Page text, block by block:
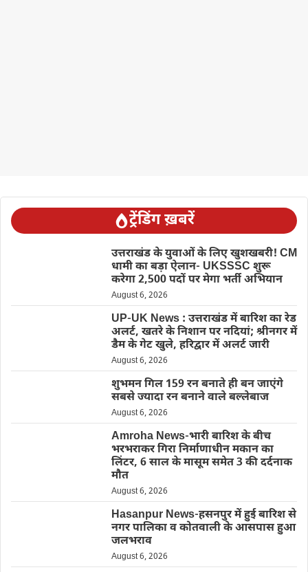
ट्रेंडिंग ख़बरें
उत्तराखंड के युवाओं के लिए खुशखबरी! CM
धामी का बड़ा ऐलान- UKSSSC शुरू
करेगा 2,500 पदों पर मेगा भर्ती अभियान
August 6, 2026
UP-UK News : उत्तराखंड में बारिश का रेड
अलर्ट, खतरे के निशान पर नदियां; श्रीनगर में
डैम के गेट खुले, हरिद्वार में अलर्ट जारी
August 6, 2026
शुभमन गिल 159 रन बनाते ही बन जाएंगे
सबसे ज्यादा रन बनाने वाले बल्लेबाज
August 6, 2026
Amroha News-भारी बारिश के बीच
भरभराकर गिरा निर्माणाधीन मकान का
लिंटर, 6 साल के मासूम समेत 3 की दर्दनाक
मौत
August 6, 2026
Hasanpur News-हसनपुर में हुई बारिश से
नगर पालिका व कोतवाली के आसपास हुआ
जलभराव
August 6, 2026